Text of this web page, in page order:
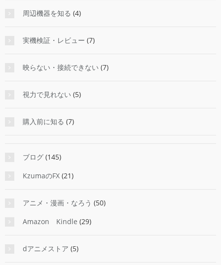
周辺機器を知る (4)
実機検証・レビュー (7)
映らない・接続できない (7)
視力で見れない (5)
購入前に知る (7)
ブログ (145)
KzumaのFX (21)
アニメ・漫画・なろう (50)
Amazon Kindle (29)
dアニメストア (5)